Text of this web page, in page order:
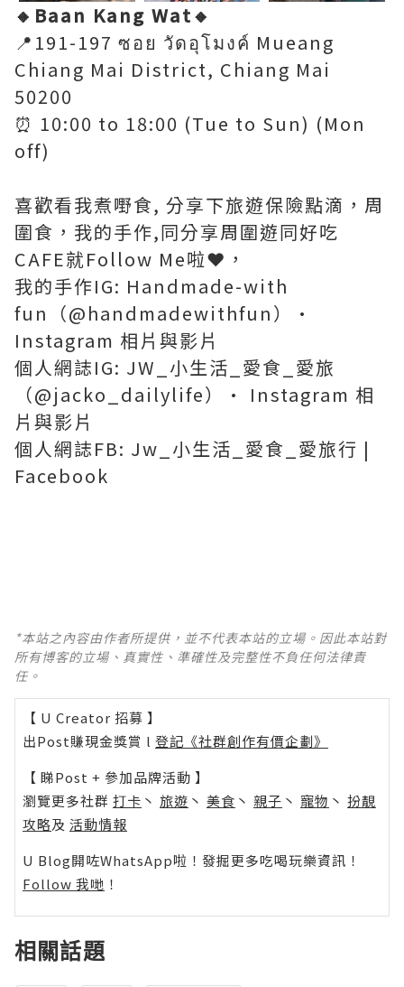
🔸Baan Kang Wat🔸
📍191-197 ซอย วัดอุโมงค์ Mueang
Chiang Mai District, Chiang Mai
50200
⏰ 10:00 to 18:00 (Tue to Sun) (Mon
off)
喜歡看我煮嘢食, 分享下旅遊保險點滴，周
圍食，我的手作,同分享周圍遊同好吃
CAFE就Follow Me啦❤️，
我的手作IG: Handmade-with
fun（@handmadewithfun）•
Instagram 相片與影片
個人網誌IG: JW_小生活_愛食_愛旅
（@jacko_dailylife）• Instagram 相
片與影片
個人網誌FB: Jw_小生活_愛食_愛旅行 |
Facebook
*本站之內容由作者所提供，並不代表本站的立場。因此本站對
所有博客的立場、真實性、準確性及完整性不負任何法律責
任。
【 U Creator 招募 】
出Post賺現金獎賞 l 登記《社群創作有價企劃》
【 睇Post + 參加品牌活動 】
瀏覽更多社群 打卡 丶 旅遊 丶 美食 丶 親子 丶 寵物 丶 扮靚
攻略及 活動情報
U Blog開咗WhatsApp啦！發掘更多吃喝玩樂資訊！
Follow 我哋 ！
相關話題